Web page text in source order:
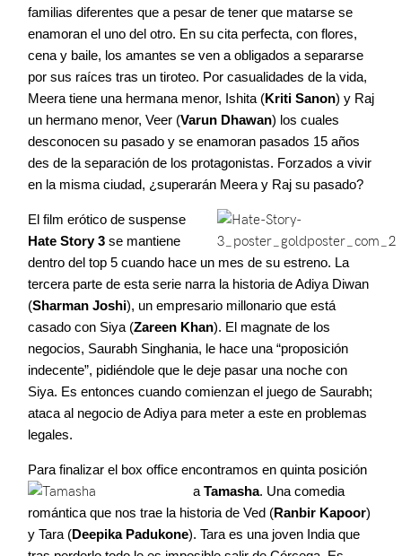
familias diferentes que a pesar de tener que matarse se
enamoran el uno del otro. En su cita perfecta, con flores,
cena y baile, los amantes se ven a obligados a separarse
por sus raíces tras un tiroteo. Por casualidades de la vida,
Meera tiene una hermana menor, Ishita (Kriti Sanon) y Raj
un hermano menor, Veer (Varun Dhawan) los cuales
desconocen su pasado y se enamoran pasados 15 años
des de la separación de los protagonistas. Forzados a vivir
en la misma ciudad, ¿superarán Meera y Raj su pasado?
El film erótico de suspense
Hate Story 3 se mantiene
dentro del top 5 cuando hace un mes de su estreno. La
tercera parte de esta serie narra la historia de Adiya Diwan
(Sharman Joshi), un empresario millonario que está
casado con Siya (Zareen Khan). El magnate de los
negocios, Saurabh Singhania, le hace una “proposición
indecente”, pidiéndole que le deje pasar una noche con
Siya. Es entonces cuando comienzan el juego de Saurabh;
ataca al negocio de Adiya para meter a este en problemas
legales.
Para finalizar el box office encontramos en quinta posición
a Tamasha. Una comedia
romántica que nos trae la historia de Ved (Ranbir Kapoor)
y Tara (Deepika Padukone). Tara es una joven India que